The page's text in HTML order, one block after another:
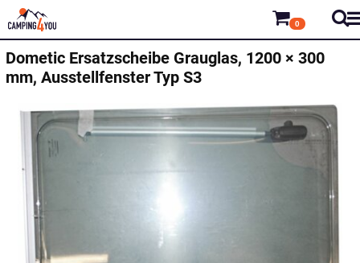
0
Dometic Ersatzscheibe Grauglas, 1200 × 300
mm, Ausstellfenster Typ S3